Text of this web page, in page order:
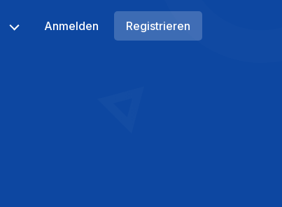
Anmelden Registrieren